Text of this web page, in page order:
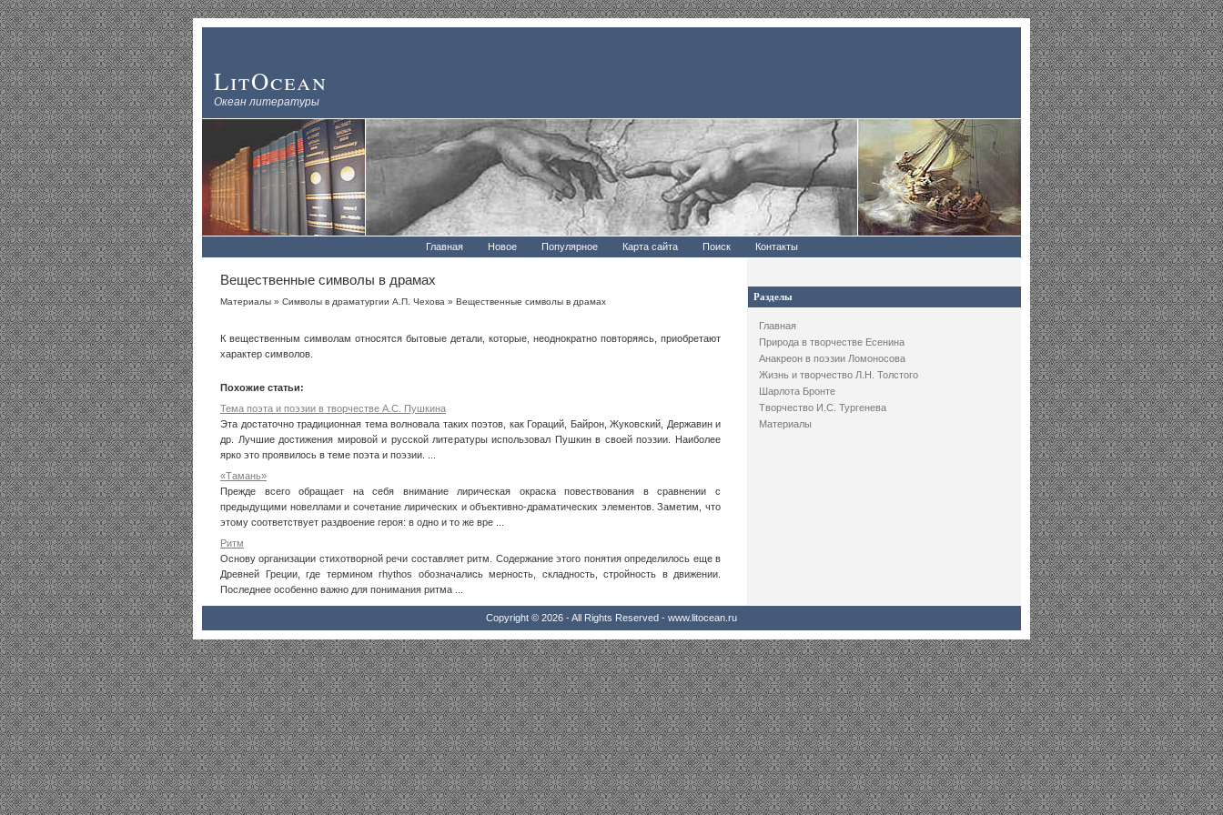
LitOcean
Океан литературы
Главная Новое Популярное Карта сайта Поиск Контакты
Разделы
Главная
Природа в творчестве Есенина
Анакреон в поэзии Ломоносова
Жизнь и творчество Л.Н. Толстого
Шарлота Бронте
Творчество И.С. Тургенева
Материалы
Вещественные символы в драмах
Материалы » Символы в драматургии А.П. Чехова » Вещественные символы в драмах
К вещественным символам относятся бытовые детали, которые, неоднократно повторяясь, приобретают
характер символов.
Похожие статьи:
Тема поэта и поэзии в творчестве А.С. Пушкина
Эта достаточно традиционная тема волновала таких поэтов, как Гораций, Байрон, Жуковский, Державин и
др. Лучшие достижения мировой и русской литературы использовал Пушкин в своей поэзии. Наиболее
ярко это проявилось в теме поэта и поэзии. ...
«Тамань»
Прежде всего обращает на себя внимание лирическая окраска повествования в сравнении с
предыдущими новеллами и сочетание лирических и объективно-драматических элементов. Заметим, что
этому соответствует раздвоение героя: в одно и то же вре ...
Ритм
Основу организации стихотворной речи составляет ритм. Содержание этого понятия определилось еще в
Древней Греции, где термином rhythos обозначались мерность, складность, стройность в движении.
Последнее особенно важно для понимания ритма ...
Copyright © 2026 - All Rights Reserved - www.litocean.ru